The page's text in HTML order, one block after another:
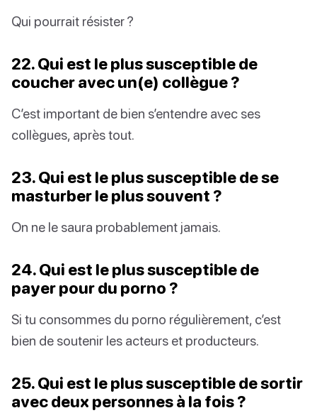
Qui pourrait résister ?
22. Qui est le plus susceptible de
coucher avec un(e) collègue ?
C’est important de bien s’entendre avec ses
collègues, après tout.
23. Qui est le plus susceptible de se
masturber le plus souvent ?
On ne le saura probablement jamais.
24. Qui est le plus susceptible de
payer pour du porno ?
Si tu consommes du porno régulièrement, c’est
bien de soutenir les acteurs et producteurs.
25. Qui est le plus susceptible de sortir
avec deux personnes à la fois ?